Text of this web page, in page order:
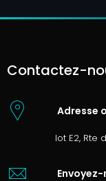
Contactez-
Adresse
lot E2, Rte